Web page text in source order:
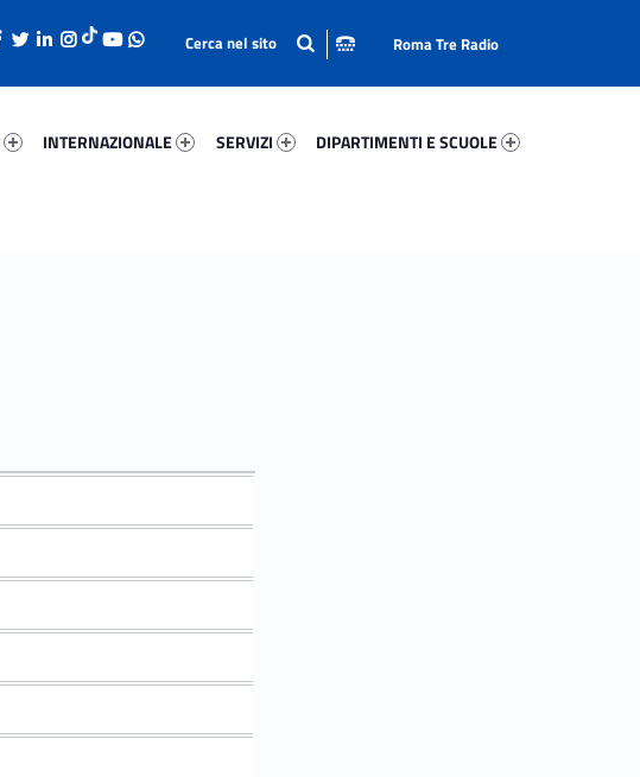
INTERNAZIONALE
SERVIZI
DIPARTIMENTI E SCUOLE
Roma Tre Radio